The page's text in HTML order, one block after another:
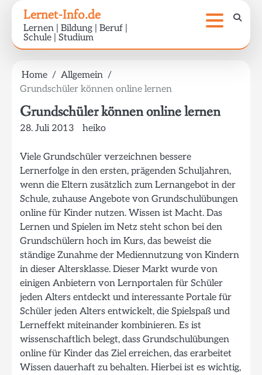
content
Lernet-Info.de
Lernen | Bildung | Beruf |
Schule | Studium
Home
Allgemein
Grundschüler können online lernen
Grundschüler können online lernen
28. Juli 2013 heiko
Viele Grundschüler verzeichnen bessere
Lernerfolge in den ersten, prägenden Schuljahren,
wenn die Eltern zusätzlich zum Lernangebot in der
Schule, zuhause Angebote von Grundschulübungen
online für Kinder nutzen. Wissen ist Macht. Das
Lernen und Spielen im Netz steht schon bei den
Grundschülern hoch im Kurs, das beweist die
ständige Zunahme der Mediennutzung von Kindern
in dieser Altersklasse. Dieser Markt wurde von
einigen Anbietern von Lernportalen für Schüler
jeden Alters entdeckt und interessante Portale für
Schüler jeden Alters entwickelt, die Spielspaß und
Lerneffekt miteinander kombinieren. Es ist
wissenschaftlich belegt, dass Grundschulübungen
online für Kinder das Ziel erreichen, das erarbeitet
Wissen dauerhaft zu behalten. Hierbei ist es wichtig,